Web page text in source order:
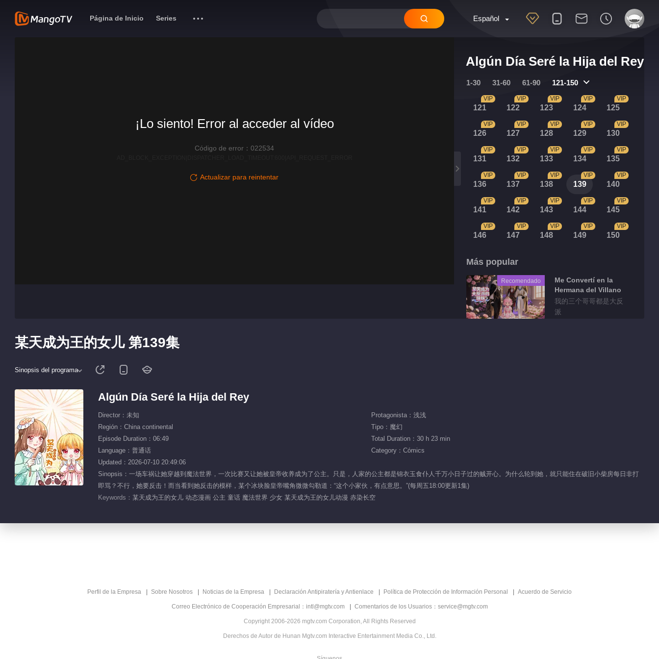
Español
Página de Inicio Series
Algún Día Seré la Hija del Rey
1-30 31-60 61-90 121-150
121
VIP
122
VIP
123
VIP
124
VIP
125
VIP
126
VIP
127
VIP
128
VIP
129
VIP
130
VIP
131
VIP
132
VIP
133
VIP
134
VIP
135
VIP
136
VIP
137
VIP
138
VIP
139
VIP
140
VIP
141
VIP
142
VIP
143
VIP
144
VIP
145
VIP
146
VIP
147
VIP
148
VIP
149
VIP
150
VIP
Más popular
Recomendado
Me Convertí en la
Hermana del Villano
我的三个哥哥都是大反
派
妹妹下战帖
01:41
¡Lo siento! Error al acceder al vídeo
Código de error：022534
Actualizar para reintentar
某天成为王的女儿 第139集
Sinopsis del programa
Algún Día Seré la Hija del Rey
Director：未知
Protagonista：浅浅
Región：China continental
Tipo：魔幻
Episode Duration：06:49
Total Duration：30 h 23 min
Language：普通话
Category：Cómics
Updated：2026-07-10 20:49:06
Sinopsis：一场车祸让她穿越到魔法世界，一次比赛又让她被皇帝收养成为了公主。只是，人家的公主都是锦衣玉食仆人千万小日子过的贼开心。为什么轮到她，就只能住在破旧小柴房每日非打
即骂？不行，她要反击！而当看到她反击的模样，某个冰块脸皇帝嘴角微微勾勒道：“这个小家伙，有点意思。”(每周五18:00更新1集)
Keywords： 某天成为王的女儿 动态漫画 公主 童话 魔法世界 少女 某天成为王的女儿动漫 赤染长空
Perfil de la Empresa Sobre Nosotros Noticias de la Empresa Declaración Antipiratería y Antienlace Política de Protección de Información Personal Acuerdo de Servicio
Correo Electrónico de Cooperación Empresarial：intl@mgtv.com Comentarios de los Usuarios：service@mgtv.com
Copyright 2006-2026 mgtv.com Corporation, All Rights Reserved
Derechos de Autor de Hunan Mgtv.com Interactive Entertainment Media Co., Ltd.